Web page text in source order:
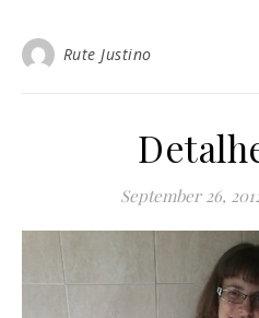
Rute Justino
September 26,